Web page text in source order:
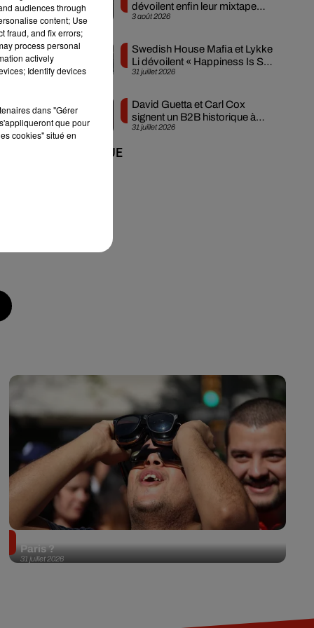
3 août 2026
dévoilent enfin leur mixtape
créée en...
31 juillet 2026
Swedish House Mafia et Lykke
Li dévoilent « Happiness Is So
Sad »
31 juillet 2026
David Guetta et Carl Cox
signent un B2B historique à
Ibiza
+ DE MUSIQUE
31 juillet 2026
Paris ?
audiences through
content; Use
fraud, and fix errors;
process personal
actively
Identify devices
dans "Gérer
que pour
cookies" situé en